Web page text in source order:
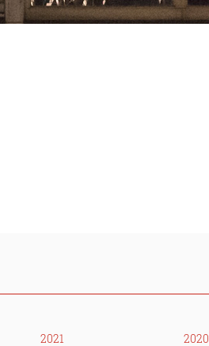
2021
2020